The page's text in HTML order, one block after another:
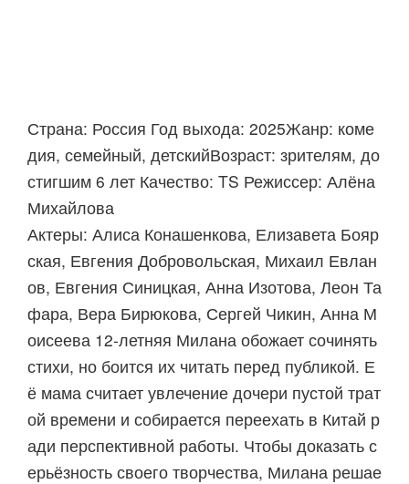
Страна: Россия Год выхода: 2025Жанр: коме
дия, семейный, детскийВозраст: зрителям, до
стигшим 6 лет Качество: TS Режиссер: Алёна
Михайлова
Актеры: Алиса Конашенкова, Елизавета Бояр
ская, Евгения Добровольская, Михаил Евлан
ов, Евгения Синицкая, Анна Изотова, Леон Та
фара, Вера Бирюкова, Сергей Чикин, Анна М
оисеева 12-летняя Милана обожает сочинять
стихи, но боится их читать перед публикой. Е
ё мама считает увлечение дочери пустой трат
ой времени и собирается переехать в Китай р
ади перспективной работы. Чтобы доказать с
ерьёзность своего творчества, Милана решае